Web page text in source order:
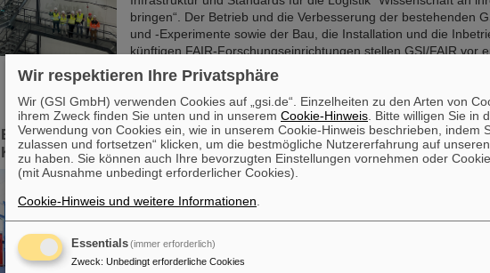
bringen“. Der Betrieb und die Verbesserung der bestehenden
und -Experimente sowie der Bau, die Installation und die
künftigen FAIR-Forschungseinrichtungen stellen GSI/FAIR vor
Herausforderungen. Einige…
Erfolgreiches Experiment mit FAIR-Detektor in Japan – Erstmalige
Kerns Sauerstoff-28
Wissenschaftler*innen des GSI Helmholtzzentrums für
und der Technischen Universität Darmstadt ist es gemeinsam
internationalen Team gelungen, zum ersten Mal den lange
Experiment am japanischen Forschungszentrum RIKEN.
der erstmalige Einsatz des meterhohen und tonnenschweren
Wir respektieren Ihre Privatsphäre
Wir (GSI GmbH) verwenden Cookies auf „gsi.de“. Einzelheiten zu den Arten von
ihrem Zweck finden Sie unten und in unserem Cookie-Hinweis . Bitte willigen Sie in
Verwendung von Cookies ein, wie in unserem Cookie-Hinweis beschrieben, indem
zulassen und fortsetzen“ klicken, um die bestmögliche Nutzererfahrung auf
zu haben. Sie können auch Ihre bevorzugten Einstellungen vornehmen oder
(mit Ausnahme unbedingt erforderlicher Cookies).
Cookie-Hinweis und weitere Informationen
Essentials(immer erforderlich)
Zweck: Unbedingt erforderliche Cookies